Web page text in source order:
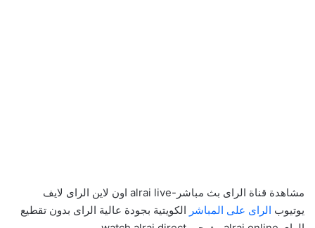
مشاهدة قناة الراى بث مباشر-alrai live اون لاين الراى لايف
يوتيوب الراى على المباشر الكويتية بجودة عالية الراى بدون تقطيع